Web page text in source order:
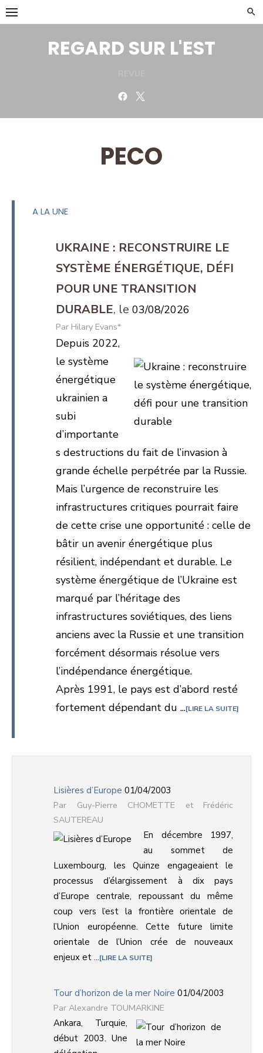
Skip
to
REGARD SUR L'EST
Facebook
PECO
A LA UNE
UKRAINE : RECONSTRUIRE LE
SYSTÈME ÉNERGÉTIQUE, DÉFI
POUR UNE TRANSITION
DURABLE
03/08/2026
Hilary Evans*
Depuis 2022,
le système
énergétique
ukrainien a
subi
d’importante
s destructions du fait de l’invasion à
grande échelle perpétrée par la Russie.
Mais l’urgence de reconstruire les
infrastructures critiques pourrait faire
de cette crise une opportunité : celle de
bâtir un avenir énergétique plus
résilient, indépendant et durable. Le
système énergétique de l’Ukraine est
marqué par l’héritage des
infrastructures soviétiques, des liens
anciens avec la Russie et une transition
forcément désormais résolue vers
l’indépendance énergétique.
Après 1991, le pays est d’abord resté
fortement dépendant du ... LIRE LA SUITE
Lisières d’Europe 01/04/2003
Guy-Pierre CHOMETTE et Frédéric
SAUTEREAU
En décembre 1997,
au sommet de
Luxembourg, les Quinze engageaient le
processus d’élargissement à dix pays
d’Europe centrale, repoussant du même
coup vers l’est la frontière orientale de
l’Union européenne. Cette future limite
orientale de l’Union crée de nouveaux
enjeux et ... LIRE LA SUITE
Tour d’horizon de la mer Noire 01/04/2003
Alexandre TOUMARKINE
Ankara, Turquie,
début 2003. Une